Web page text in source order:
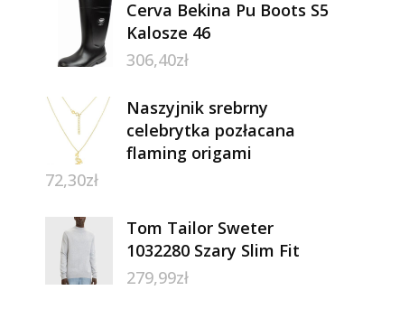
Cerva Bekina Pu Boots S5
Kalosze 46
306,40zł
Naszyjnik srebrny
celebrytka pozłacana
flaming origami
72,30zł
Tom Tailor Sweter
1032280 Szary Slim Fit
279,99zł